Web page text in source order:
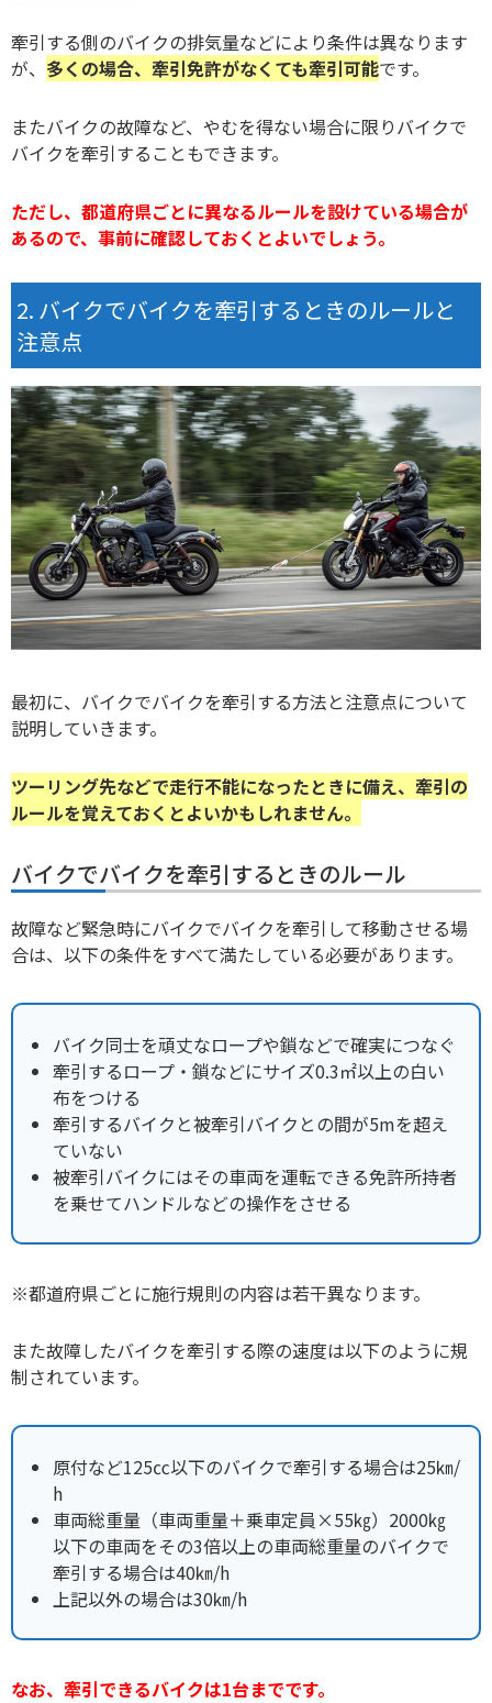
牽引する側のバイクの排気量などにより条件は異なります
が、 多くの場合、牽引免許がなくても牽引可能です。
またバイクの故障など、やむを得ない場合に限りバイクで
バイクを牽引することもできます。
ただし、都道府県ごとに異なるルールを設けている場合が
あるので、事前に確認しておくとよいでしょう。
バイクでバイクを牽引するときのルールと
注意点
最初に、バイクでバイクを牽引する方法と注意点について
説明していきます。
ツーリング先などで走行不能になったときに備え、牽引の
ルールを覚えておくとよいかもしれません。
バイクでバイクを牽引するときのルール
故障など緊急時にバイクでバイクを牽引して移動させる場
合は、以下の条件をすべて満たしている必要があります。
バイク同士を頑丈なロープや鎖などで確実につなぐ
牽引するロープ・鎖などにサイズ0.3㎡以上の白い
布をつける
牽引するバイクと被牽引バイクとの間が5mを超え
ていない
被牽引バイクにはその車両を運転できる免許所持者
を乗せてハンドルなどの操作をさせる
※都道府県ごとに施行規則の内容は若干異なります。
また故障したバイクを牽引する際の速度は以下のように規
制されています。
原付など125㏄以下のバイクで牽引する場合は25㎞/
h
車両総重量（車両重量＋乗車定員×55㎏）2000㎏
以下の車両をその3倍以上の車両総重量のバイクで
牽引する場合は40㎞/h
上記以外の場合は30㎞/h
なお、牽引できるバイクは1台までです。